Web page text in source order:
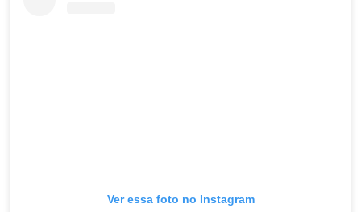
Ver essa foto no Instagram